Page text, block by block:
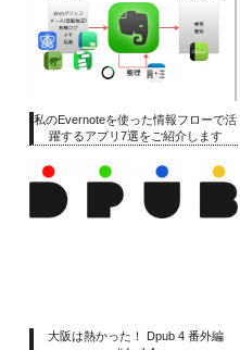
私のEvernoteを使った情報フローで活
躍するアプリ7選をご紹介します
大阪は熱かった！ Dpub 4 番外編